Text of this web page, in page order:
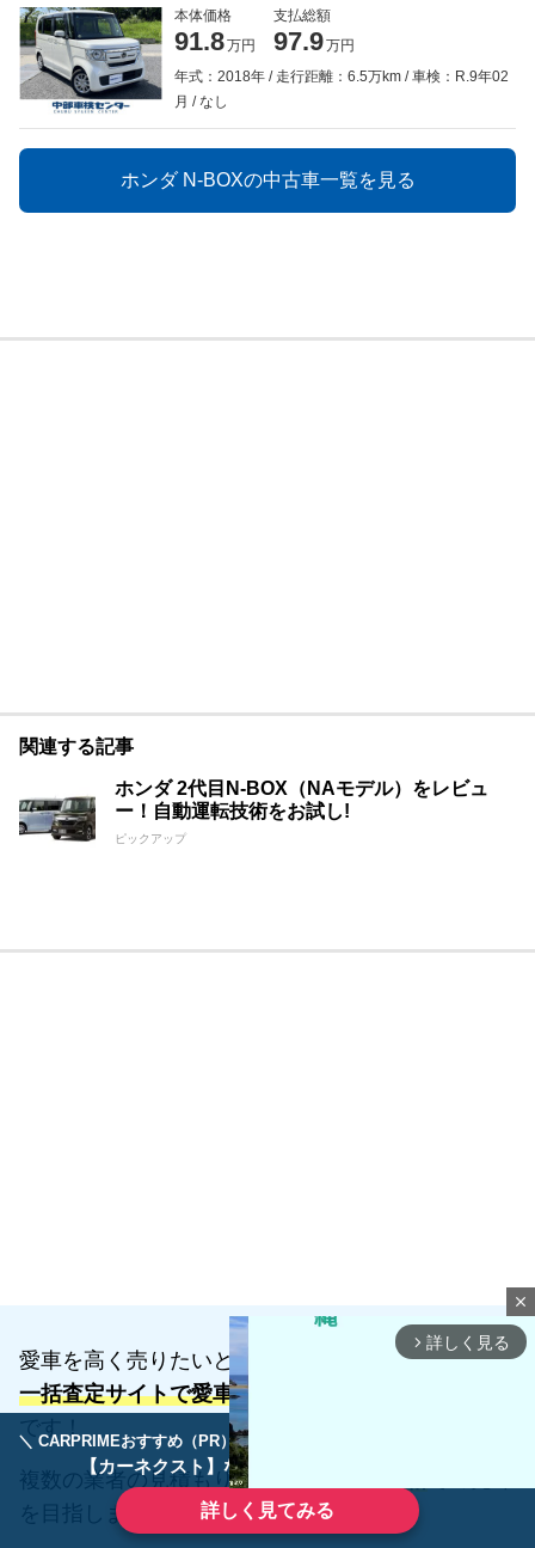
＼ CARPRIMEおすすめ（PR） ／
【カーネクスト】ならどんなクルマも高価買取
詳しく見てみる
本体価格
91.8万円
支払総額
97.9万円
年式：2018年
走行距離：6.5万km
車検：R.9年02
月
なし
ホンダ N-BOXの中古車一覧を見る
関連する記事
ホンダ 2代目N-BOX（NAモデル）をレビュ
ー！自動運転技術をお試し!
ピックアップ
愛車を高く売りたいとお考えの方は、
一括査定サイトで愛車の価格を調べるのがオススメ
です！
複数の業者の見積もりを比較して
を目指しましょう！
close
arrow_forward_ios 詳しく見る